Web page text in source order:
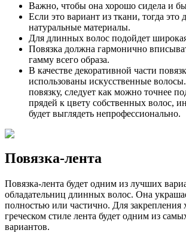
Важно, чтобы она хорошо сидела и
Если это вариант из ткани, тогда
натуральные материалы.
Для длинных волос подойдет
Повязка должна гармонично
гамму всего образа.
В качестве декоративной части
использованы искусственные
повязку, следует как можно точнее
прядей к цвету собственных волос,
будет выглядеть непрофессионально.
Повязка-лента
Повязка-лента будет одним из лучших
обладательниц длинных волос. Она
полностью или частично. Для закрепления
греческом стиле лента будет одним из
вариантов.